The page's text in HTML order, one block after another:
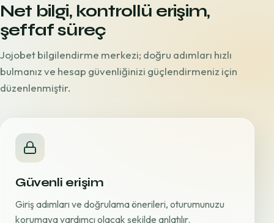
Net bilgi, kontrollü erişim,
şeffaf süreç
Jojobet bilgilendirme merkezi; doğru adımları hızlı
bulmanız ve hesap güvenliğinizi güçlendirmeniz için
düzenlenmiştir.
Güvenli erişim
Giriş adımları ve doğrulama önerileri, oturumunuzu
korumaya yardımcı olacak şekilde anlatılır.